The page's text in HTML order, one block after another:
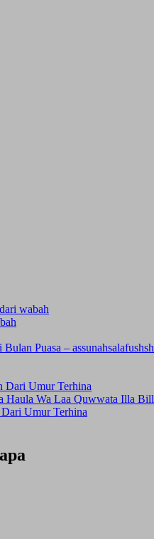
wabah
Puasa –
Dari Umur Terhina
Wa Laa Quwwata Illa
Umur Terhina